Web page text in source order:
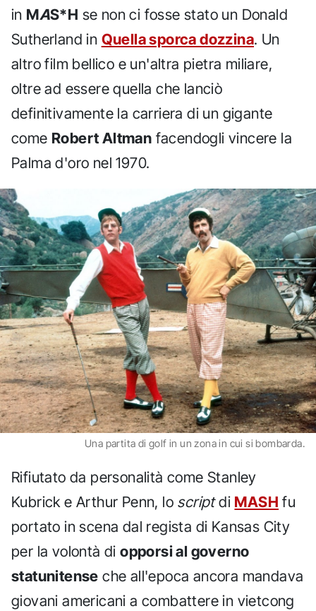
in MAS*H se non ci fosse stato un Donald
Sutherland in Quella sporca dozzina. Un
altro film bellico e un'altra pietra miliare,
oltre ad essere quella che lanciò
definitivamente la carriera di un gigante
come Robert Altman facendogli vincere la
Palma d'oro nel 1970.
Una partita di golf in un zona in cui si bombarda.
Rifiutato da personalità come Stanley
Kubrick e Arthur Penn, lo scriptdi MASH fu
portato in scena dal regista di Kansas City
per la volontà diopporsi al governo
statunitense che all'epoca ancora mandava
giovani americani a combattere in vietcong